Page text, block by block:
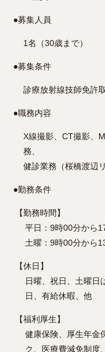
●募集人員
1名（30歳まで）
●募集条件
診療放射線技師免許
●職務内容
X線撮影、CT撮影、
務、
健診業務（桜橋渡辺
●勤務条件
【勤務時間】
平日：9時00分から
土曜：9時00分から
【休日】
日曜、祝日、土曜日
日、有給休暇、他
【福利厚生】
健康保険、厚生年金
ク、医療費減免制度